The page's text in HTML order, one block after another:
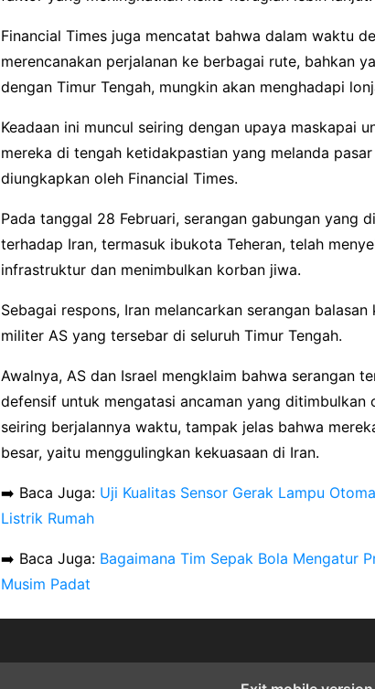
Financial Times juga mencatat bahwa dalam waktu
merencanakan perjalanan ke berbagai rute, bahkan
dengan Timur Tengah, mungkin akan menghadapi
Keadaan ini muncul seiring dengan upaya maskapai
mereka di tengah ketidakpastian yang melanda
diungkapkan oleh Financial Times.
Pada tanggal 28 Februari, serangan gabungan yang
terhadap Iran, termasuk ibukota Teheran, telah
infrastruktur dan menimbulkan korban jiwa.
Sebagai respons, Iran melancarkan serangan
militer AS yang tersebar di seluruh Timur Tengah.
Awalnya, AS dan Israel mengklaim bahwa serangan
defensif untuk mengatasi ancaman yang ditimbulkan
seiring berjalannya waktu, tampak jelas bahwa
besar, yaitu menggulingkan kekuasaan di Iran.
➡️ Baca Juga: Uji Kualitas Sensor Gerak Lampu
Listrik Rumah
➡️ Baca Juga: Bagaimana Tim Sepak Bola Mengatur
Musim Padat